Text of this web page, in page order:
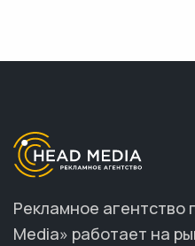
Рекламное агентство
Media» работает на